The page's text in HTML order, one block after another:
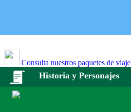
Consulta nuestros paquetes de viaje
Historia y Personajes